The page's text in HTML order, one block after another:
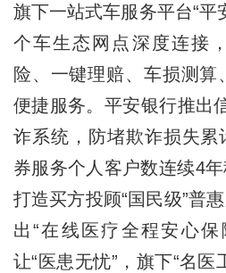
旗下一站式车服务平台“平
个车生态网点深度连接
险、一键理赔、车损测算
便捷服务。平安银行推出
诈系统，防堵欺诈损失累
券服务个人客户数连续4
打造买方投顾“国民级”普
出“在线医疗全程安心
让“医患无忧”，旗下“名医